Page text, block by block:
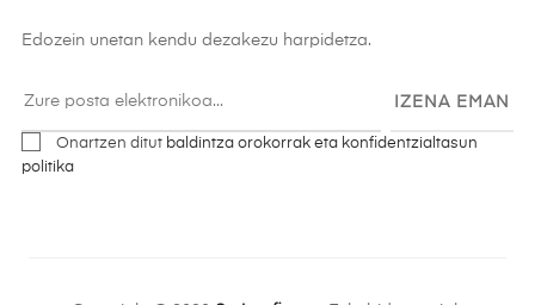
Edozein unetan kendu dezakezu harpidetza.
IZENA EMAN
Onartzen ditut baldintza orokorrak eta konfidentzialtasun
politika